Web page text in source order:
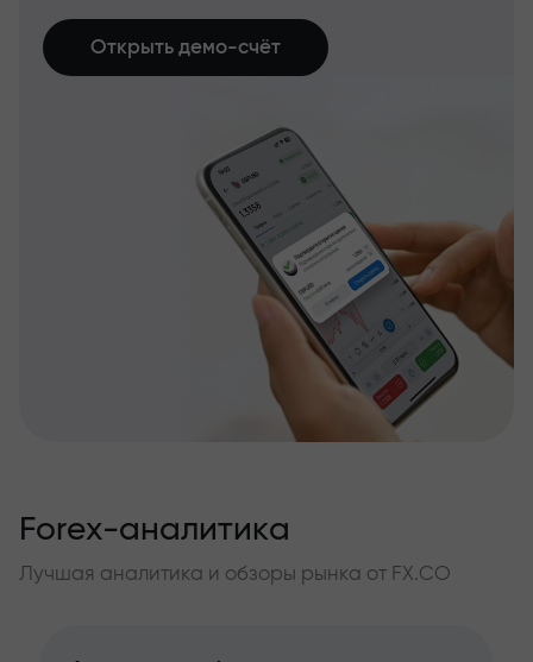
Открыть демо-счёт
Forex-аналитика
Лучшая аналитика и обзоры рынка от FX.CO